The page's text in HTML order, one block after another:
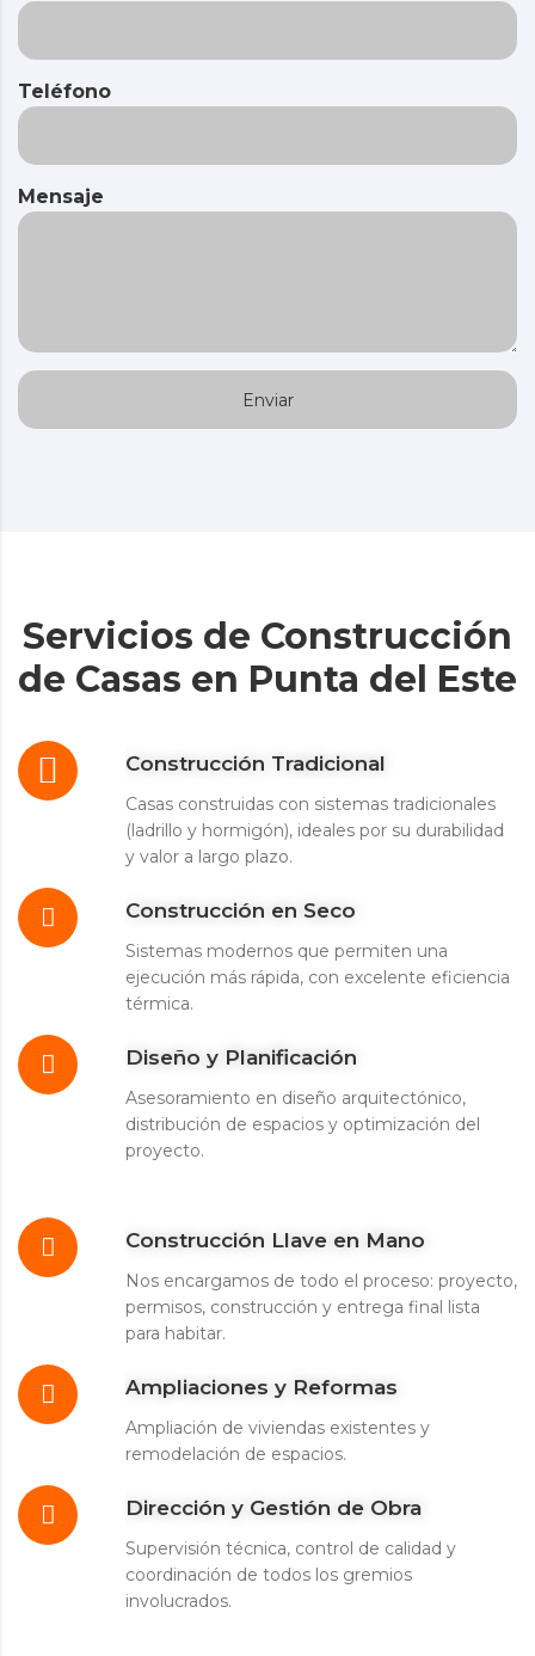
Teléfono
Mensaje
Servicios de Construcción
de Casas en Punta del Este
Construcción Tradicional
Casas construidas con sistemas tradicionales
(ladrillo y hormigón), ideales por su durabilidad
y valor a largo plazo.
Construcción en Seco
Sistemas modernos que permiten una
ejecución más rápida, con excelente eficiencia
térmica.
Diseño y Planificación
Asesoramiento en diseño arquitectónico,
distribución de espacios y optimización del
proyecto.
Construcción Llave en Mano
Nos encargamos de todo el proceso: proyecto,
permisos, construcción y entrega final lista
para habitar.
Ampliaciones y Reformas
Ampliación de viviendas existentes y
remodelación de espacios.
Dirección y Gestión de Obra
Supervisión técnica, control de calidad y
coordinación de todos los gremios
involucrados.